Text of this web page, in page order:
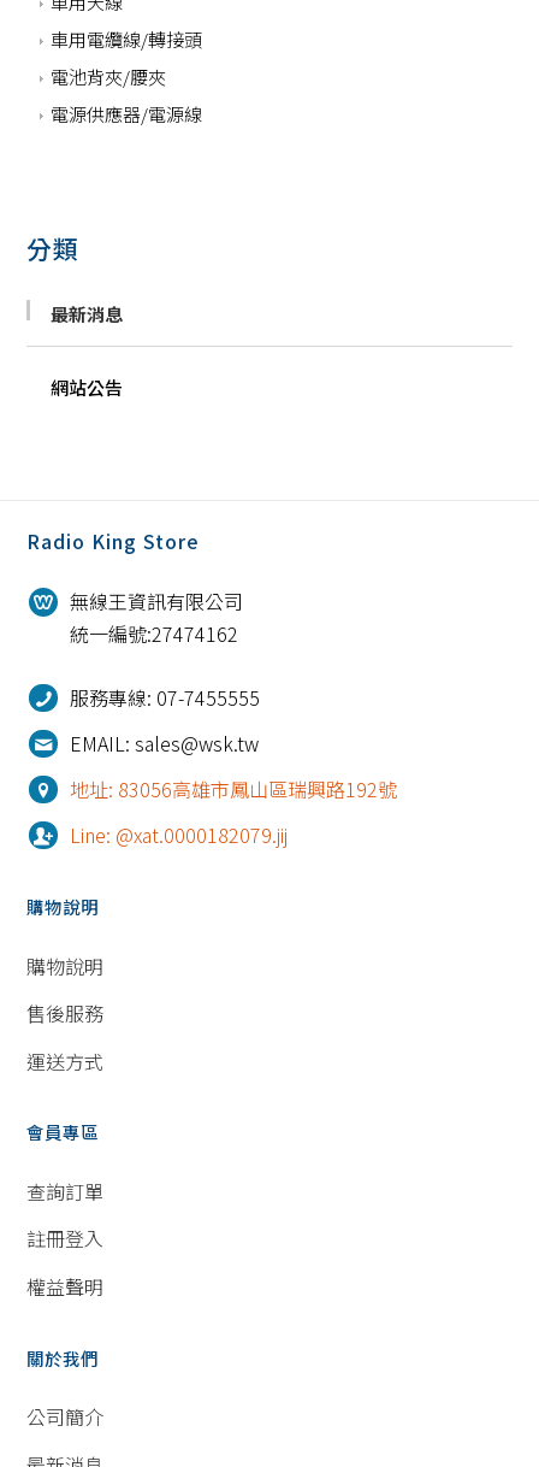
車用電纜線/轉接頭
電池背夾/腰夾
電源供應器/電源線
分類
最新消息
網站公告
Radio King Store
無線王資訊有限公司
統一編號:27474162
服務專線: 07-7455555
EMAIL: sales@wsk.tw
地址: 83056高雄市鳳山區瑞興路192號
Line: @xat.0000182079.jij
購物說明
購物說明
售後服務
運送方式
會員專區
查詢訂單
註冊登入
權益聲明
關於我們
公司簡介